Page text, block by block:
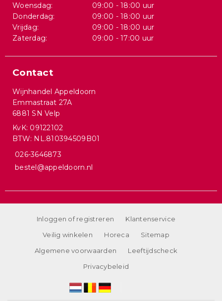
Woensdag:
09:00 - 18:00 uur
Donderdag:
09:00 - 18:00 uur
Vrijdag:
09:00 - 18:00 uur
Zaterdag:
09:00 - 17:00 uur
Contact
Wijnhandel Appeldoorn
Emmastraat 27A
6881 SN Velp
KvK: 09122102
BTW: NL.810394509B01
026-3646873
bestel@appeldoorn.nl
Inloggen of registreren
Klantenservice
Veilig winkelen
Horeca
Sitemap
Algemene voorwaarden
Leeftijdscheck
Privacybeleid